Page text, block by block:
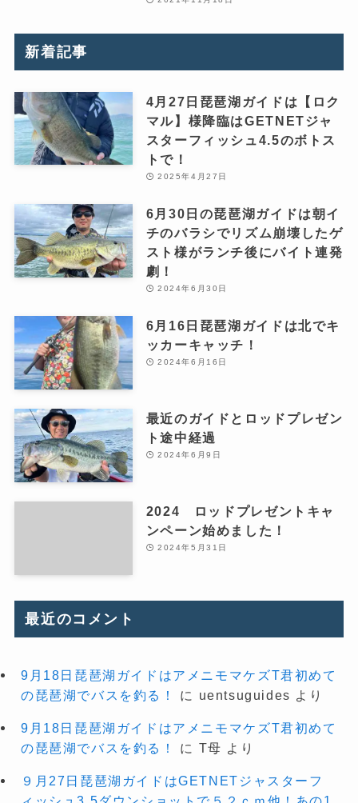
新着記事
4月27日琵琶湖ガイドは【ロク
マル】様降臨はGETNETジャ
スターフィッシュ4.5のボトス
トで！
2025年4月27日
6月30日の琵琶湖ガイドは朝イ
チのバラシでリズム崩壊したゲ
スト様がランチ後にバイト連発
劇！
2024年6月30日
6月16日琵琶湖ガイドは北でキ
ッカーキャッチ！
2024年6月16日
最近のガイドとロッドプレゼン
ト途中経過
2024年6月9日
2024 ロッドプレゼントキャ
ンペーン始めました！
2024年5月31日
最近のコメント
9月18日琵琶湖ガイドはアメニモマケズT君初めて
の琵琶湖でバスを釣る！
に uentsuguides より
9月18日琵琶湖ガイドはアメニモマケズT君初めて
の琵琶湖でバスを釣る！
に T母 より
９月27日琵琶湖ガイドはGETNETジャスターフ